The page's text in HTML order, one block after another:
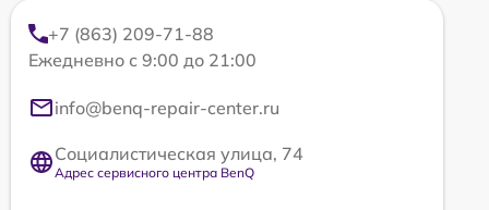
+7 (863) 209-71-88
Ежедневно с 9:00 до 21:00
info@benq-repair-center.ru
Социалистическая улица, 74
Адрес сервисного центра BenQ